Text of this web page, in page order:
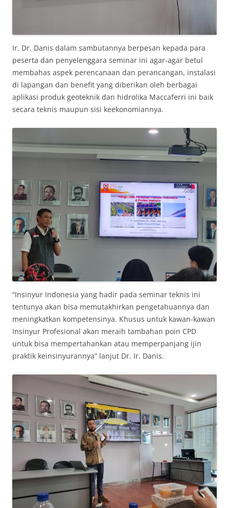
Ir. Dr. Danis dalam sambutannya berpesan kepada para
peserta dan penyelenggara seminar ini agar-agar betul
membahas aspek perencanaan dan perancangan, instalasi
di lapangan dan benefit yang diberikan oleh berbagai
aplikasi produk geoteknik dan hidrolika Maccaferri ini baik
secara teknis maupun sisi keekonomiannya.
“Insinyur Indonesia yang hadir pada seminar teknis ini
tentunya akan bisa memutakhirkan pengetahuannya dan
meningkatkan kompetensinya. Khusus untuk kawan-kawan
Insinyur Profesional akan meraih tambahan poin CPD
untuk bisa mempertahankan atau memperpanjang ijin
praktik keinsinyurannya” lanjut Dr. Ir. Danis.